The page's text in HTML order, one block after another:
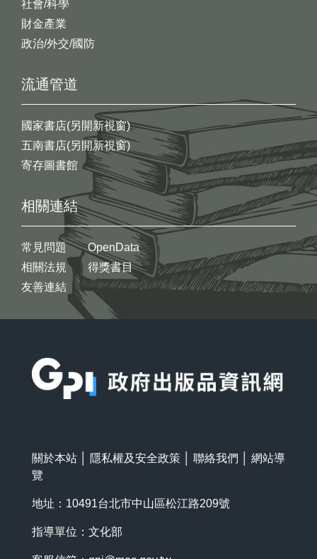
社會/科學
財金產業
政治/外交/國防
流通管道
國家書店(另開新視窗)
五南書店(另開新視窗)
寄存圖書館
相關連結
常見問題
相關法規
友善連結
OpenData
得獎書目
關於本站 隱私權及安全政策 聯絡我們
網站導
覽
地址：10491台北市中山區松江路209號
指導單位：文化部